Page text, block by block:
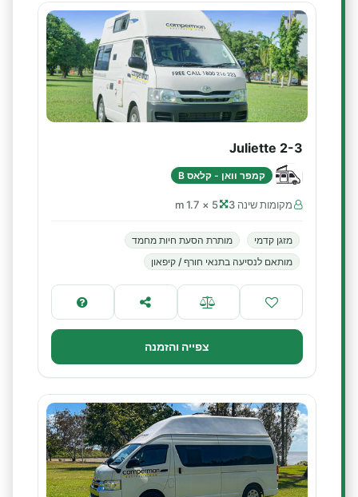
Juliette 2-3
קמפר וואן - קלאס B
מקומות שינה 3 5 × 1.7 m
מזגן קדמי
מותרת הסעת חיות מחמד
מותאם לנסיעה בתנאי חורף / קיפאון
צפייה והזמנה